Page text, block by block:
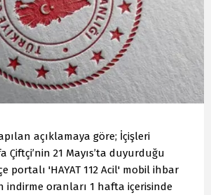
açıklamaya göre; İçişleri
Çiftçi’nin 21 Mayıs’ta duyurduğu
portalı 'HAYAT 112 Acil' mobil ihbar
indirme oranları 1 hafta içerisinde